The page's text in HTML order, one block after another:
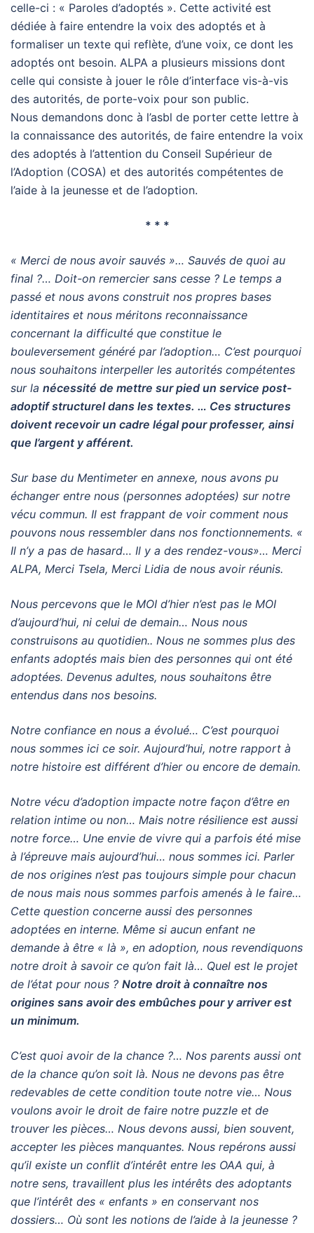
celle-ci : « Paroles d’adoptés ». Cette activité est
dédiée à faire entendre la voix des adoptés et à
formaliser un texte qui reflète, d’une voix, ce dont les
adoptés ont besoin. ALPA a plusieurs missions dont
celle qui consiste à jouer le rôle d’interface vis-à-vis
des autorités, de porte-voix pour son public.
Nous demandons donc à l’asbl de porter cette lettre à
la connaissance des autorités, de faire entendre la voix
des adoptés à l’attention du Conseil Supérieur de
l’Adoption (COSA) et des autorités compétentes de
l’aide à la jeunesse et de l’adoption.
* * *
« Merci de nous avoir sauvés »… Sauvés de quoi au
final ?… Doit-on remercier sans cesse ? Le temps a
passé et nous avons construit nos propres bases
identitaires et nous méritons reconnaissance
concernant la difficulté que constitue le
bouleversement généré par l’adoption… C’est pourquoi
nous souhaitons interpeller les autorités compétentes
sur la nécessité de mettre sur pied un service post-
adoptif structurel dans les textes. … Ces structures
doivent recevoir un cadre légal pourprofesser, ainsi
que l’argent y afférent.
Sur base du Mentimeter en annexe, nous avons pu
échanger entre nous (personnes adoptées) sur notre
vécu commun. Il est frappant de voir comment nous
pouvons nous ressembler dans nos fonctionnements. «
Il n’y a pas de hasard… Il y a des rendez-vous»… Merci
ALPA, Merci Tsela, Merci Lidia de nous avoir réunis.
Nous percevons que le MOI d’hier n’est pas le MOI
d’aujourd’hui, ni celui de demain… Nous nous
construisons au quotidien.. Nous ne sommes plus des
enfants adoptés mais bien des personnes qui ont été
adoptées. Devenus adultes, nous souhaitons être
entendus dans nos besoins.
Notre confiance en nous a évolué… C’est pourquoi
nous sommes ici ce soir. Aujourd’hui, notre rapport à
notre histoire est différent d’hier ou encore de demain.
Notre vécu d’adoption impacte notre façon d’être en
relation intime ou non… Mais notre résilience est aussi
notre force… Une envie de vivre qui a parfois été mise
à l’épreuve mais aujourd’hui… nous sommes ici. Parler
de nos origines n’est pas toujours simple pour chacun
de nous mais nous sommes parfois amenés à le faire…
Cette question concerne aussi des personnes
adoptées en interne. Même si aucun enfant ne
demande à être « là », en adoption, nous revendiquons
notre droit à savoir ce qu’on fait là… Quel est le projet
de l’état pour nous ? Notre droit à connaître nos
origines sans avoir des embûches pour y arriver est
un minimum.
C’est quoi avoir de la chance ?… Nos parents aussi ont
de la chance qu’on soit là. Nous ne devons pas être
redevables de cette condition toute notre vie… Nous
voulons avoir le droit de faire notre puzzle et de
trouver les pièces… Nous devons aussi, bien souvent,
accepter les pièces manquantes. Nous repérons aussi
qu’il existe un conflit d’intérêt entre les OAA qui, à
notre sens, travaillent plus les intérêts des adoptants
que l’intérêt des « enfants » en conservant nos
dossiers… Où sont les notions de l’aide à la jeunesse ?